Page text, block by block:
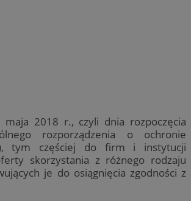
2018 r., czyli dnia rozpoczęcia
rozporządzenia o ochronie
tym częściej do firm i instytucji
skorzystania z różnego rodzaju
je do osiągnięcia zgodności z